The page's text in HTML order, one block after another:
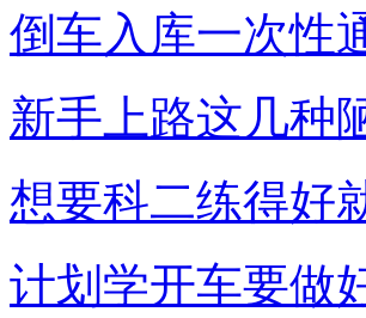
倒车入库一次性
新手上路这几种
想要科二练得好
计划学开车要做